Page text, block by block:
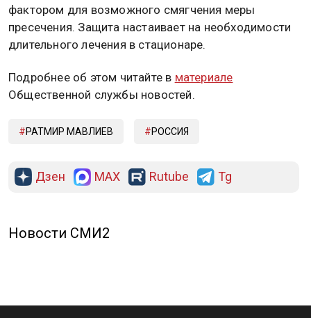
фактором для возможного смягчения меры
пресечения. Защита настаивает на необходимости
длительного лечения в стационаре.
Подробнее об этом читайте в материале
Общественной службы новостей.
РАТМИР МАВЛИЕВ РОССИЯ
Дзен MAX Rutube Tg
Новости СМИ2